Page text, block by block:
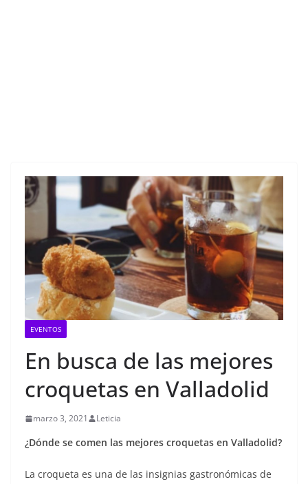
EVENTOS
En busca de las mejores
croquetas en Valladolid
marzo 3, 2021 Leticia
¿Dónde se comen las mejores croquetas en Valladolid?
La croqueta es una de las insignias gastronómicas de